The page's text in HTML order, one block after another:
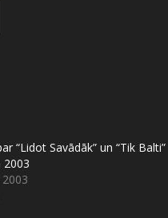
“Lidot Savādāk” un “Tik Balti”
2003